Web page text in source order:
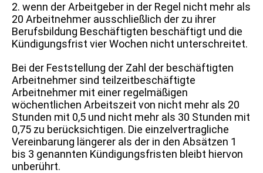
2. wenn der Arbeitgeber in der Regel nicht mehr als
20 Arbeitnehmer ausschließlich der zu ihrer
Berufsbildung Beschäftigten beschäftigt und die
Kündigungsfrist vier Wochen nicht unterschreitet.
Bei der Feststellung der Zahl der beschäftigten
Arbeitnehmer sind teilzeitbeschäftigte
Arbeitnehmer mit einer regelmäßigen
wöchentlichen Arbeitszeit von nicht mehr als 20
Stunden mit 0,5 und nicht mehr als 30 Stunden mit
0,75 zu berücksichtigen. Die einzelvertragliche
Vereinbarung längerer als der in den Absätzen 1
bis 3 genannten Kündigungsfristen bleibt hiervon
unberührt.